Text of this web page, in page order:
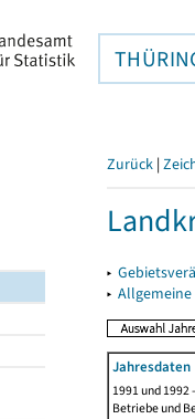
Zurück |
▸
▸
Jahresdaten
1991 und
Betriebe und